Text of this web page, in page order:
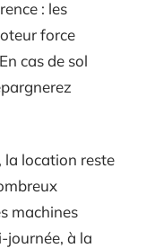
: les
force
cas de sol
la location reste
machines
journée, à la